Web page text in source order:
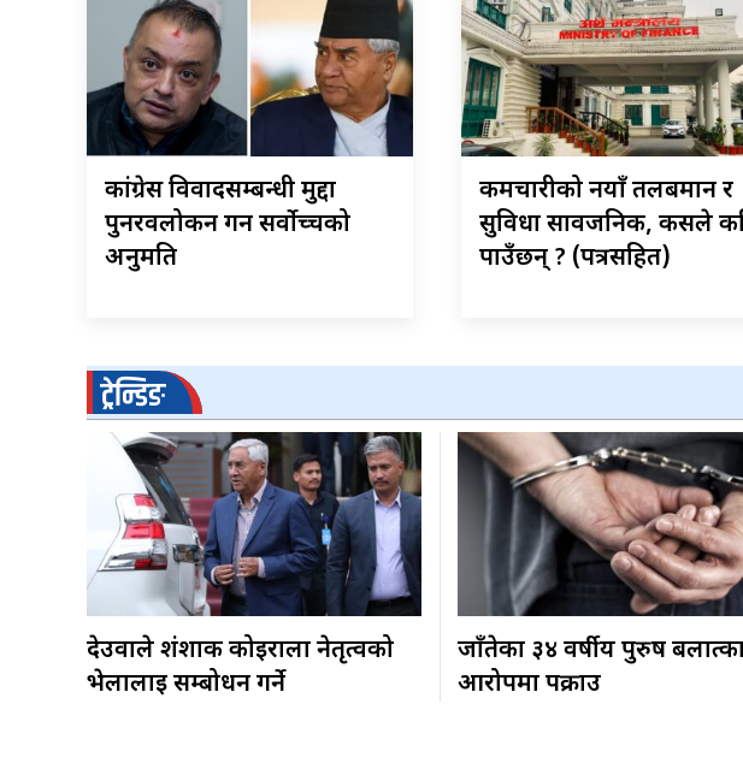
कांग्रेस विवादसम्बन्धी मुद्दा
पुनरवलोकन गर्न सर्वोच्चको
अनुमति
कर्मचारीको नयाँ तलबमान र
सुविधा सार्वजनिक, कसले
पाउँछन् ? (पत्रसहित)
ट्रेन्डिङ
देउवाले शंशाक कोइराला नेतृत्वको
भेलालाई सम्बोधन गर्ने
जाँतेका ३४ वर्षीय पुरुष
आरोपमा पक्राउ